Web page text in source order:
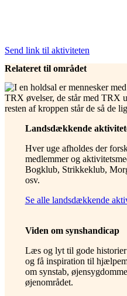
Send link til aktiviteten
Relateret til området
Landsdækkende
Hver uge afholdes der
medlemmer og
Bogklub, Strikkeklub,
osv.
Se alle landsdækkende
Viden om synshandicap
Læs og lyt til gode
og få inspiration til
om synstab,
øjenområdet.